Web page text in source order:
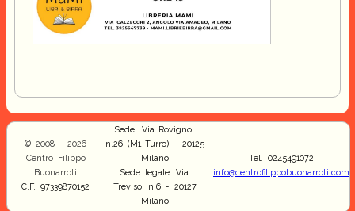
© 2008 - 2026
Centro Filippo
Buonarroti
C.F. 97339870152
Sede: Via Rovigno,
n.26 (M1 Turro) - 20125
Milano
Sede legale: Via
Treviso, n.6 - 20127
Milano
Tel. 0245491072
info@centrofilippobuonarroti.com